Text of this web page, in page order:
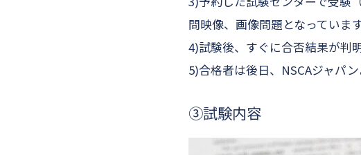
問映像、画像問題となっています
4)試験後、すぐに合否結果が判
5)合格者は後日、NSCAジャパ
③試験内容